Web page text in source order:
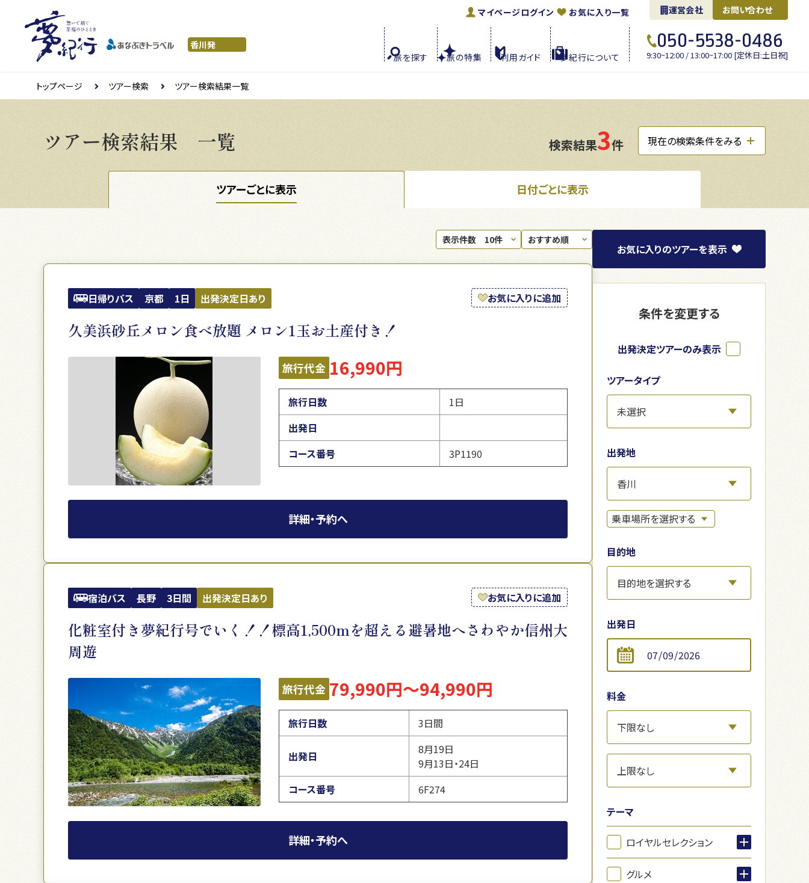
マイページログイン お気に入り一覧 運営会社 お問い合わせ
旅を探す 旅の特集 利用ガイド 夢紀行について
050-5538-0486
9:30~12:00 / 13:00~17:00 [定休日:土日祝]
トップページ ツアー検索 ツアー検索結果一覧
ツアー検索結果 一覧 検索結果3件 現在の検索条件をみる
ツアーごとに表示 日付ごとに表示
日帰りバス 京都 1日 出発決定日あり お気に入りに追加
久美浜砂丘メロン食べ放題 メロン1玉お土産付き！
旅行代金 16,990円
旅行日数
1日
出発日
コース番号
3P1190
詳細・予約へ
宿泊バス 長野 3日間 出発決定日あり お気に入りに追加
化粧室付き夢紀行号でいく！！標高1,500mを超える避暑地へさわやか信州大
周遊
旅行代金 79,990円～94,990円
旅行日数 3日間
出発日
8月19日
9月13日・24日
コース番号
6F274
詳細・予約へ
お気に入りのツアーを表示
条件を変更する
出発決定ツアーのみ表示
ツアータイプ
出発地
目的地
出発日
料金
テーマ
ロイヤルセレクション
グルメ